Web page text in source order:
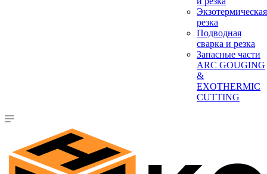
Экзотермическая
резка
Подводная
сварка и резка
Запасные части
ARC GOUGING
&
EXOTHERMIC
CUTTING